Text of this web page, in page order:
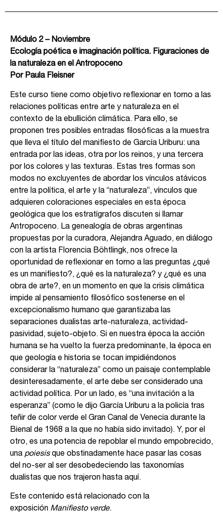
Módulo 2 – Noviembre
Ecología poética e imaginación política. Figuraciones de
la naturaleza en el Antropoceno
Por Paula Fleisner
Este curso tiene como objetivo reflexionar en torno a las
relaciones políticas entre arte y naturaleza en el
contexto de la ebullición climática. Para ello, se
proponen tres posibles entradas filosóficas a la muestra
que lleva el título del manifiesto de García Uriburu: una
entrada por las ideas, otra por los reinos, y una tercera
por los colores y las texturas. Estas tres formas son
modos no excluyentes de abordar los vínculos atávicos
entre la política, el arte y la “naturaleza”, vínculos que
adquieren coloraciones especiales en esta época
geológica que los estratígrafos discuten si llamar
Antropoceno. La genealogía de obras argentinas
propuestas por la curadora, Alejandra Aguado, en diálogo
con la artista Florencia Böhtlingk, nos ofrece la
oportunidad de reflexionar en torno a las preguntas ¿qué
es un manifiesto?, ¿qué es la naturaleza? y ¿qué es una
obra de arte?, en un momento en que la crisis climática
impide al pensamiento filosófico sostenerse en el
excepcionalismo humano que garantizaba las
separaciones dualistas arte-naturaleza, actividad-
pasividad, sujeto-objeto. Si en nuestra época la acción
humana se ha vuelto la fuerza predominante, la época en
que geología e historia se tocan impidiéndonos
considerar la “naturaleza” como un paisaje contemplable
desinteresadamente, el arte debe ser considerado una
actividad política. Por un lado, es “una invitación a la
esperanza” (como le dijo García Uriburu a la policía tras
teñir de color verde el Gran Canal de Venecia durante la
Bienal de 1968 a la que no había sido invitado). Y, por el
otro, es una potencia de repoblar el mundo empobrecido,
una poiesisque obstinadamente hace pasar las cosas
del no-ser al ser desobedeciendo las taxonomías
dualistas que nos trajeron hasta aquí.
Este contenido está relacionado con la
exposición Manifiesto verde.